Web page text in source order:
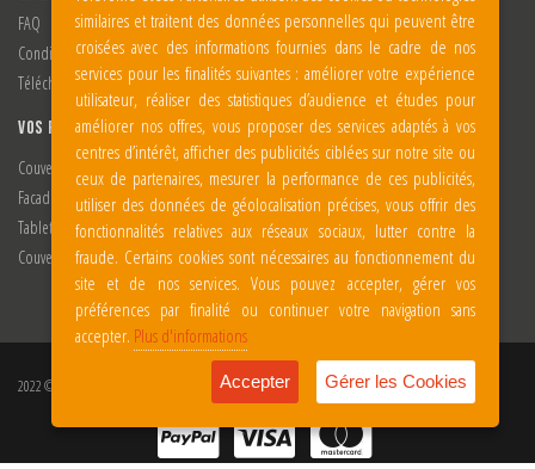
FAQ
Conditions Générales de Vente
Télécharger notre nuancier
VOS PROJETS
Couvertine
Facade et bardage
Tablette de fenêtre
Couverture et étanchéité
2022 © Amiral Studio. Tout droits réservés.Mentions Légales Réalisation du site AMIRAL STUDIO
similaires et traitent des données personnelles qui peuvent être
croisées avec des informations fournies dans le cadre de nos
services pour les finalités suivantes : améliorer votre expérience
utilisateur, réaliser des statistiques d’audience et études pour
améliorer nos offres, vous proposer des services adaptés à vos
centres d’intérêt, afficher des publicités ciblées sur notre site ou
ceux de partenaires, mesurer la performance de ces publicités,
utiliser des données de géolocalisation précises, vous offrir des
fonctionnalités relatives aux réseaux sociaux, lutter contre la
fraude. Certains cookies sont nécessaires au fonctionnement du
site et de nos services. Vous pouvez accepter, gérer vos
préférences par finalité ou continuer votre navigation sans
accepter. Plus d'informations
Accepter Gérer les Cookies